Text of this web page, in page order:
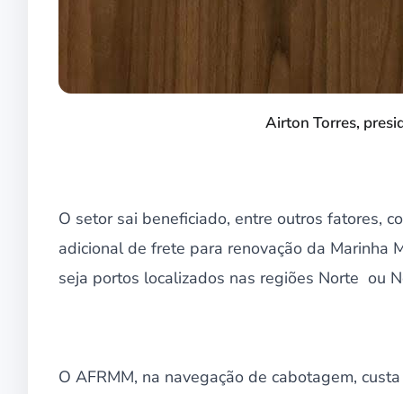
Airton Torres,
O setor sai beneficiado, entre outros fatores,
adicional de frete para renovação da Marinha
seja portos localizados nas regiões Norte ou
O AFRMM, na navegação de cabotagem,